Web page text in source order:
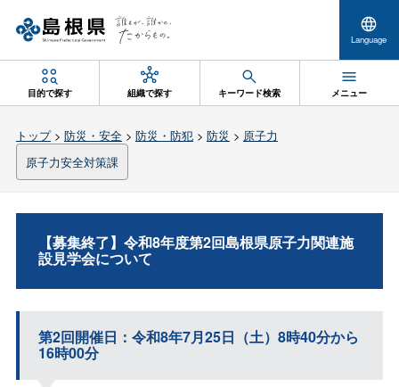
Language
目的で探す 組織で探す キーワード検索 メニュー
トップ> 防災・安全> 防災・防犯> 防災 > 原子力
原子力安全対策課
【募集終了】令和8年度第2回島根県原子力関連施
設見学会について
第2回開催日：令和8年7月25日（土）8時40分から
16時00分